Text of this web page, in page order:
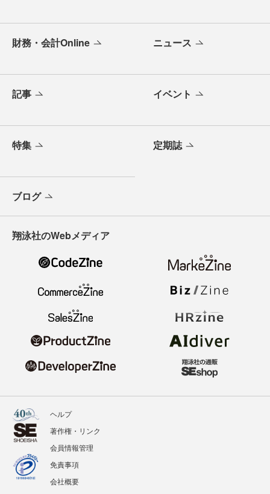
財務・会計Online ニュース
記事 イベント
特集 定期誌
ブログ
翔泳社のWebメディア
ヘルプ
著作権・リンク
会員情報管理
免責事項
会社概要